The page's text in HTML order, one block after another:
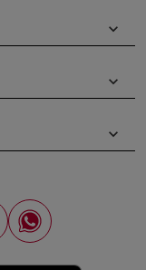
keyboard_arrow_down
keyboard_arrow_down
keyboard_arrow_down